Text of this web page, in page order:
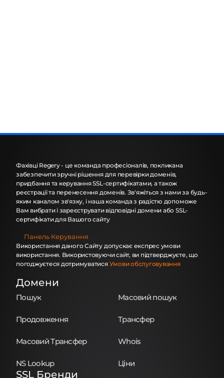
Фахівці Regery - це команда професіоналів, покликана
забезпечити зручні рішення для перевірки доменів,
придбання та керування SSL-сертифікатами, а також
реєстрації та перенесення доменів. Зв'яжіться з нами за будь-
яким каналом зв'язку, і наша команда з радістю допоможе
Вам вибрати і зареєструвати відповідні домени або SSL-
сертифікати для Вашого сайту
Панель Керування
Використання даного Сайту допускає експрес умови
використання. Використовуючи сайт, ви підтверджуєте, що
погоджуєтеся дотримуватися Умови обслуговування
Домени
Пошук Масовий пошук
Продовження Трансфер
Масовий Трансфер Whois
NS Lookup Ціни
SSL Бренди